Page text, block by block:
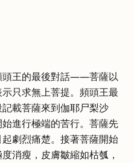
頭王的最後對話——菩薩以
只求無上菩提。頻頭王最
載菩薩來到伽耶尸梨沙
進行極端的苦行。菩薩先
劇烈痛楚。接著菩薩開始
消瘦，皮膚皺縮如枯瓠，